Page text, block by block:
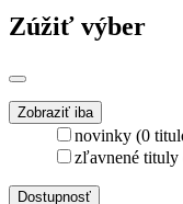
Zúžiť výber
Zobraziť iba
novinky (0
zľavnené
Dostupnosť